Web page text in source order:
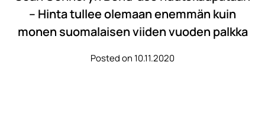
– Hinta tullee olemaan enemmän kuin
monen suomalaisen viiden vuoden palkka
Posted on 10.11.2020